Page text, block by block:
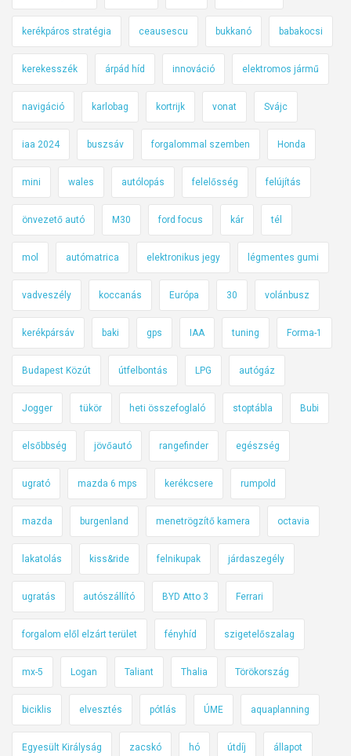
kerékpáros stratégia ceausescu bukkanó babakocsi
kerekesszék árpád híd innováció elektromos jármű
navigáció karlobag kortrijk vonat Svájc
iaa 2024 buszsáv forgalommal szemben Honda
mini wales autólopás felelősség felújítás
önvezető autó M30 ford focus kár tél
mol autómatrica elektronikus jegy légmentes gumi
vadveszély koccanás Európa 30 volánbusz
kerékpársáv baki gps IAA tuning Forma-1
Budapest Közút útfelbontás LPG autógáz
Jogger tükör heti összefoglaló stoptábla Bubi
elsőbbség jövőautó rangefinder egészség
ugrató mazda 6 mps kerékcsere rumpold
mazda burgenland menetrögzítő kamera octavia
lakatolás kiss&ride felnikupak járdaszegély
ugratás autószállító BYD Atto 3 Ferrari
forgalom elől elzárt terület fényhíd szigetelőszalag
mx-5 Logan Taliant Thalia Törökország
biciklis elvesztés pótlás ÚME aquaplanning
Egyesült Királyság zacskó hó útdíj állapot